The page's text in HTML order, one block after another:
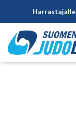
Harrastajalle